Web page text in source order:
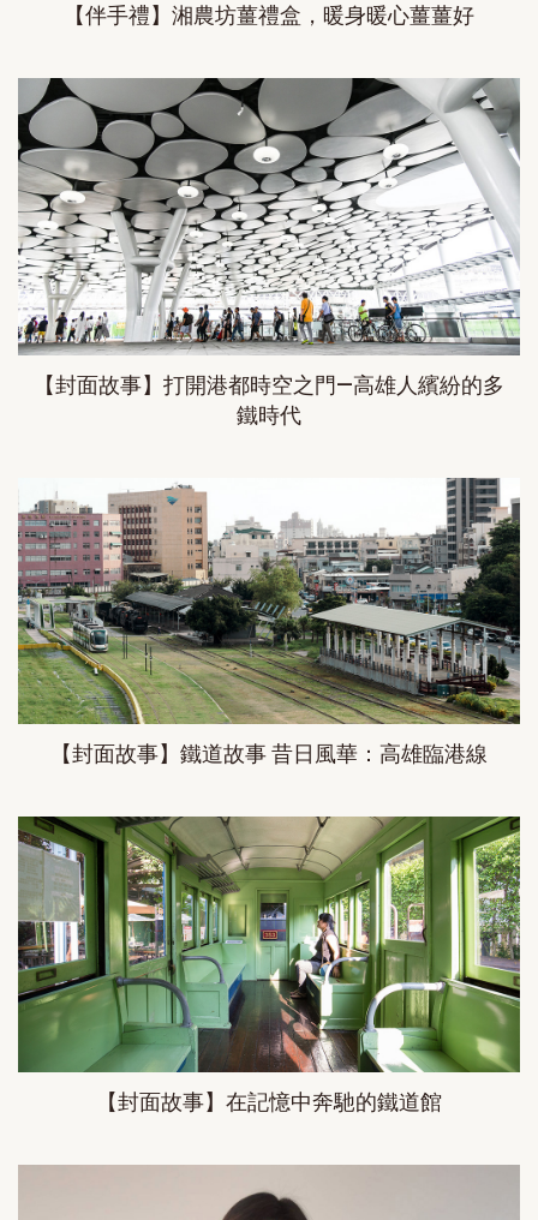
【伴手禮】湘農坊薑禮盒，暖身暖心薑薑好
【封面故事】打開港都時空之門—高雄人繽紛的多
鐵時代
【封面故事】鐵道故事 昔日風華：高雄臨港線
【封面故事】在記憶中奔馳的鐵道館